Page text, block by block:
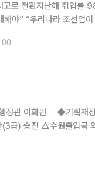
로 전환지난해 취업률
가공 등 기능인력에 대한
생겼어요. 열심히 연습
정관 이화원 ◆기획재